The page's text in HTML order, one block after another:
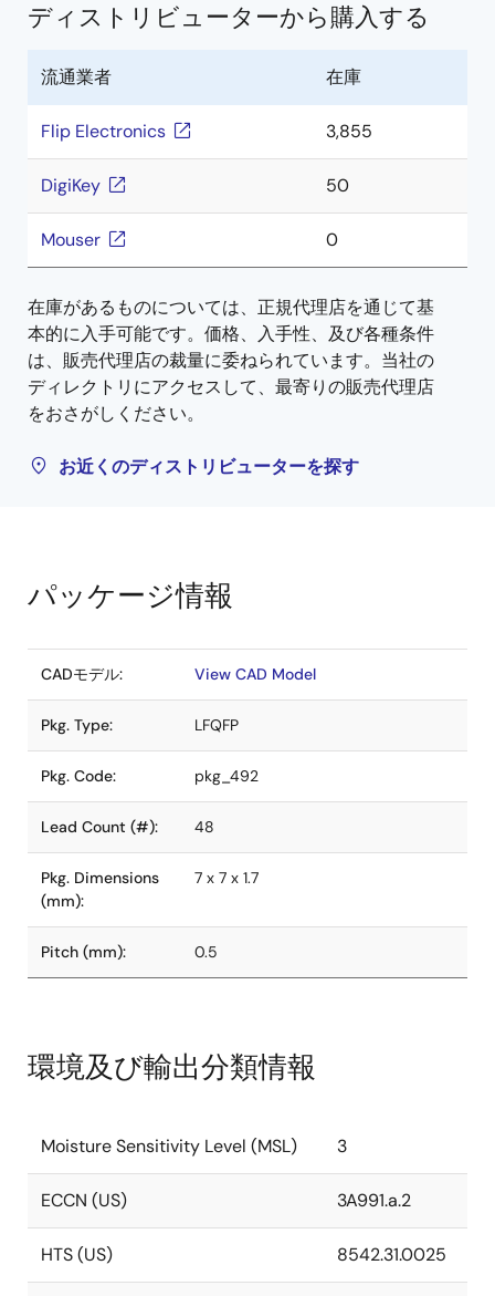
ディストリビューターから購入する
流通業者 在庫
Flip Electronics 3,855
DigiKey 50
Mouser 0
在庫があるものについては、正規代理店を通じて基
本的に入手可能です。価格、入手性、及び各種条件
は、販売代理店の裁量に委ねられています。当社の
ディレクトリにアクセスして、最寄りの販売代理店
をおさがしください。
お近くのディストリビューターを探す
パッケージ情報
CADモデル: View CAD Model
Pkg. Type: LFQFP
Pkg. Code: pkg_492
Lead Count (#): 48
Pkg. Dimensions
(mm):
7 x 7 x 1.7
Pitch (mm): 0.5
環境及び輸出分類情報
Moisture Sensitivity Level (MSL) 3
ECCN (US) 3A991.a.2
HTS (US) 8542.31.0025